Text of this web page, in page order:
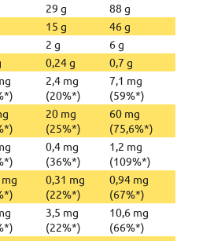
29 g
88 g
15 g
46 g
2 g
6 g
0,24 g
0,7 g
2,4 mg
(20%*)
7,1 mg
(59%*)
20 mg
(25%*)
60 mg
(75,6%*)
0,4 mg
(36%*)
1,2 mg
(109%*)
0,31 mg
(22%*)
0,94 mg
(67%*)
3,5 mg
(22%*)
10,6 mg
(66%*)